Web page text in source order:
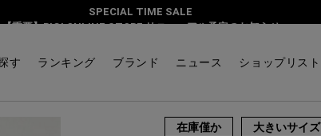
SPECIAL TIME SALE
【重要】BIGI ONLINE STORE リニューアル予定のお知らせ
す ランキング ブランド ニュース ショップリスト
ィーパンツ
在庫僅か 大きいサイズ